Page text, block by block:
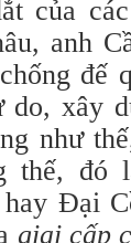
của
anh
đế
xây
như
thế,
Đại
giai cấp